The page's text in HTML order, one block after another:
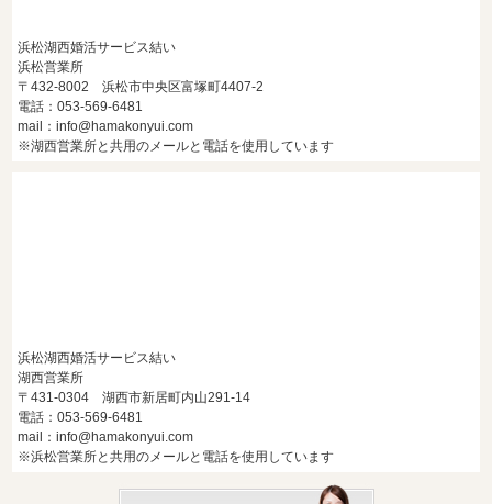
浜松湖西婚活サービス結い
浜松営業所
〒432-8002 浜松市中央区富塚町4407-2
電話：053-569-6481
mail：info@hamakonyui.com
※湖西営業所と共用のメールと電話を使用しています
浜松湖西婚活サービス結い
湖西営業所
〒431-0304 湖西市新居町内山291-14
電話：053-569-6481
mail：info@hamakonyui.com
※浜松営業所と共用のメールと電話を使用しています